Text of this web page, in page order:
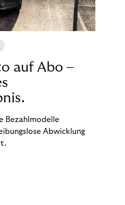
auf Abo –
Bezahlmodelle
Abwicklung